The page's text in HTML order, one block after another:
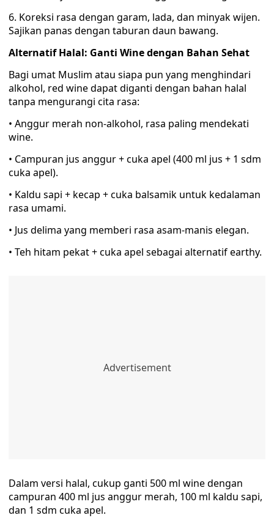
6. Koreksi rasa dengan garam, lada, dan minyak wijen.
Sajikan panas dengan taburan daun bawang.
Alternatif Halal: Ganti Wine dengan Bahan Sehat
Bagi umat Muslim atau siapa pun yang menghindari
alkohol, red wine dapat diganti dengan bahan halal
tanpa mengurangi cita rasa:
• Anggur merah non-alkohol, rasa paling mendekati
wine.
• Campuran jus anggur + cuka apel (400 ml jus + 1 sdm
cuka apel).
• Kaldu sapi + kecap + cuka balsamik untuk kedalaman
rasa umami.
• Jus delima yang memberi rasa asam-manis elegan.
• Teh hitam pekat + cuka apel sebagai alternatif earthy.
Dalam versi halal, cukup ganti 500 ml wine dengan
campuran 400 ml jus anggur merah, 100 ml kaldu sapi,
dan 1 sdm cuka apel.